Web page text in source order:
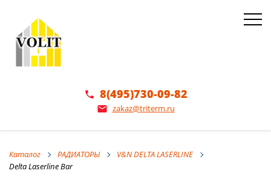
phone 8(495)730-09-82
email zakaz@triterm.ru
Каталог РАДИАТОРЫ
V&N DELTA LASERLINE
Delta Laserline Bar